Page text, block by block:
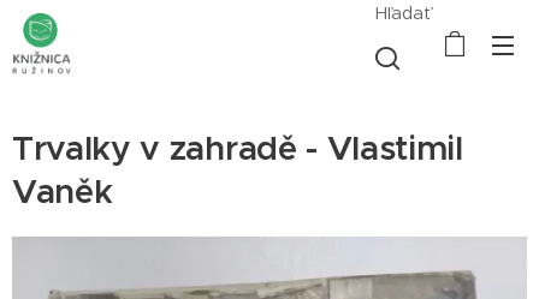
Hľadať
Trvalky v zahradě - Vlastimil
Vaněk